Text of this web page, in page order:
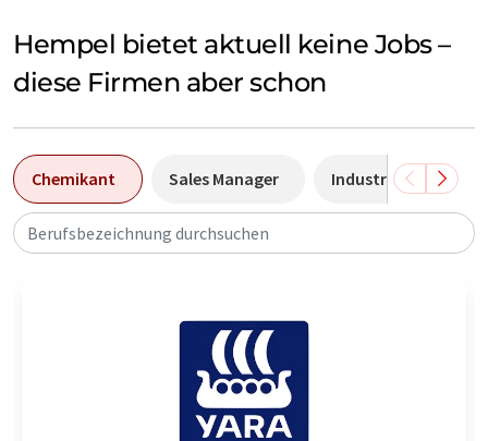
Hempel bietet aktuell keine Jobs –
diese Firmen aber schon
Chemikant Sales Manager
Berufsbezeichnung durchsuchen